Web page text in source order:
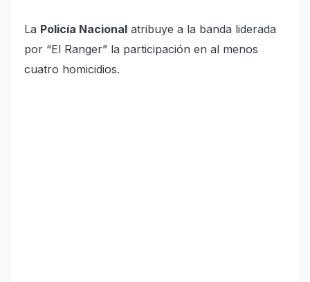
La Policía Nacional atribuye a la banda liderada
por “El Ranger” la participación en al menos
cuatro homicidios.